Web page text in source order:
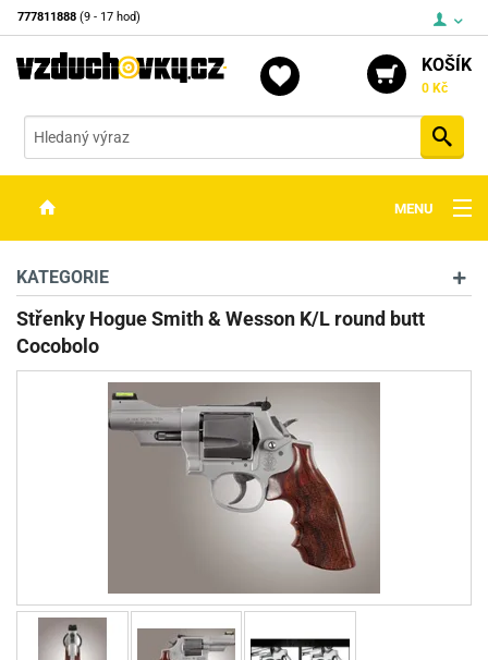
777811888 (9 - 17 hod)
KOŠÍK
0 Kč
MENU
OPTIKA
STŘELIVO
PŘÍSLUŠENSTVÍ
DETEKTORY KOVŮ
KATEGORIE
Střenky Hogue Smith & Wesson K/L round butt
Cocobolo